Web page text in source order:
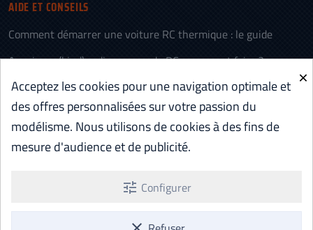
AIDE ET CONSEILS
Comment démarrer une voiture RC thermique : le guide
Appairage (bind) radiocommande RC : comment faire ?
L’histoire des voitures télécommandées (RC)
Voiture RC électrique ou thermique : comment choisir
Batterie RC LiPo vs NiMH : comparatif et quel choix
Voir tous les articles d'Aide et Conseils ...
×
Acceptez les cookies pour une navigation optimale et
des offres personnalisées sur votre passion du
modélisme. Nous utilisons de cookies à des fins de
mesure d'audience et de publicité.
tune Configurer